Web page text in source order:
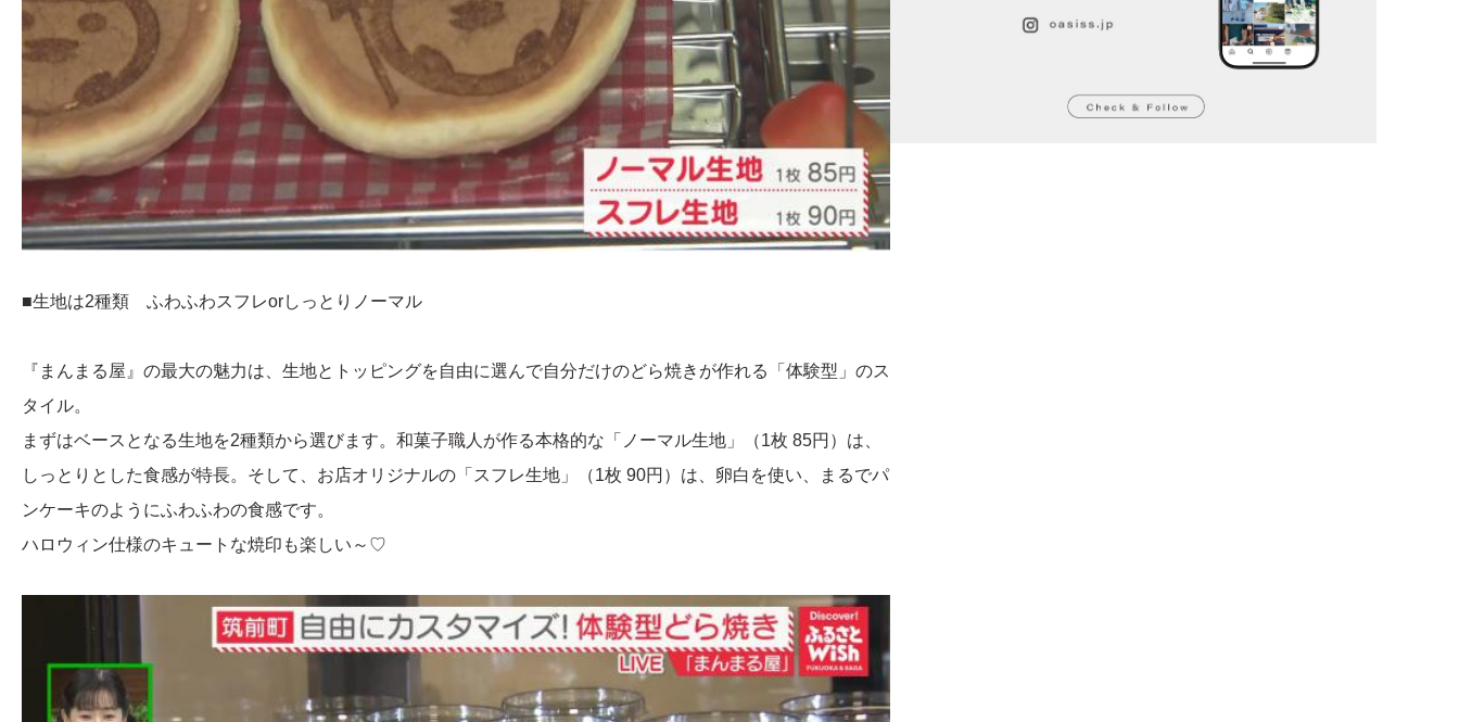
■生地は2種類 ふわふわスフレorしっとりノーマル
『まんまる屋』の最大の魅力は、生地とトッピングを自由に選んで自分だけのどら焼きが作れる「体験型」のス
タイル。
まずはベースとなる生地を2種類から選びます。和菓子職人が作る本格的な「ノーマル生地」（1枚 85円）は、
しっとりとした食感が特長。そして、お店オリジナルの「スフレ生地」（1枚 90円）は、卵白を使い、まるでパ
ンケーキのようにふわふわの食感です。
ハロウィン仕様のキュートな焼印も楽しい～♡